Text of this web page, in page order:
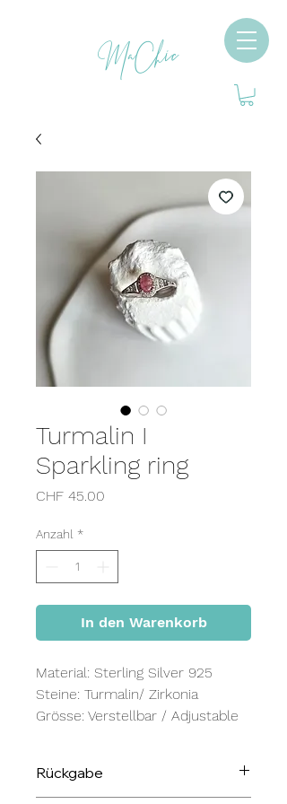
MaChic
Turmalin I
Sparkling ring
CHF 45.00
Anzahl *
In den Warenkorb
Material: Sterling Silver 925
Steine: Turmalin/ Zirkonia
Grösse: Verstellbar / Adjustable
Rückgabe